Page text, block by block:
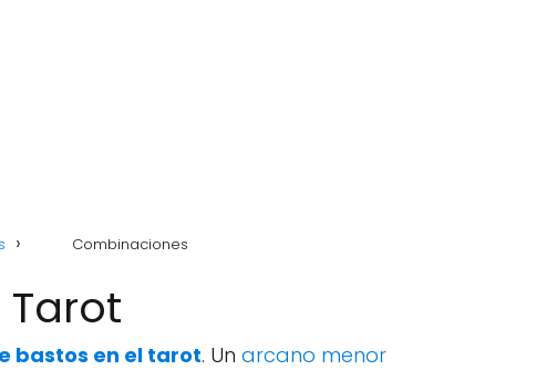
Combinaciones
bastos en el tarot. Un arcano menor